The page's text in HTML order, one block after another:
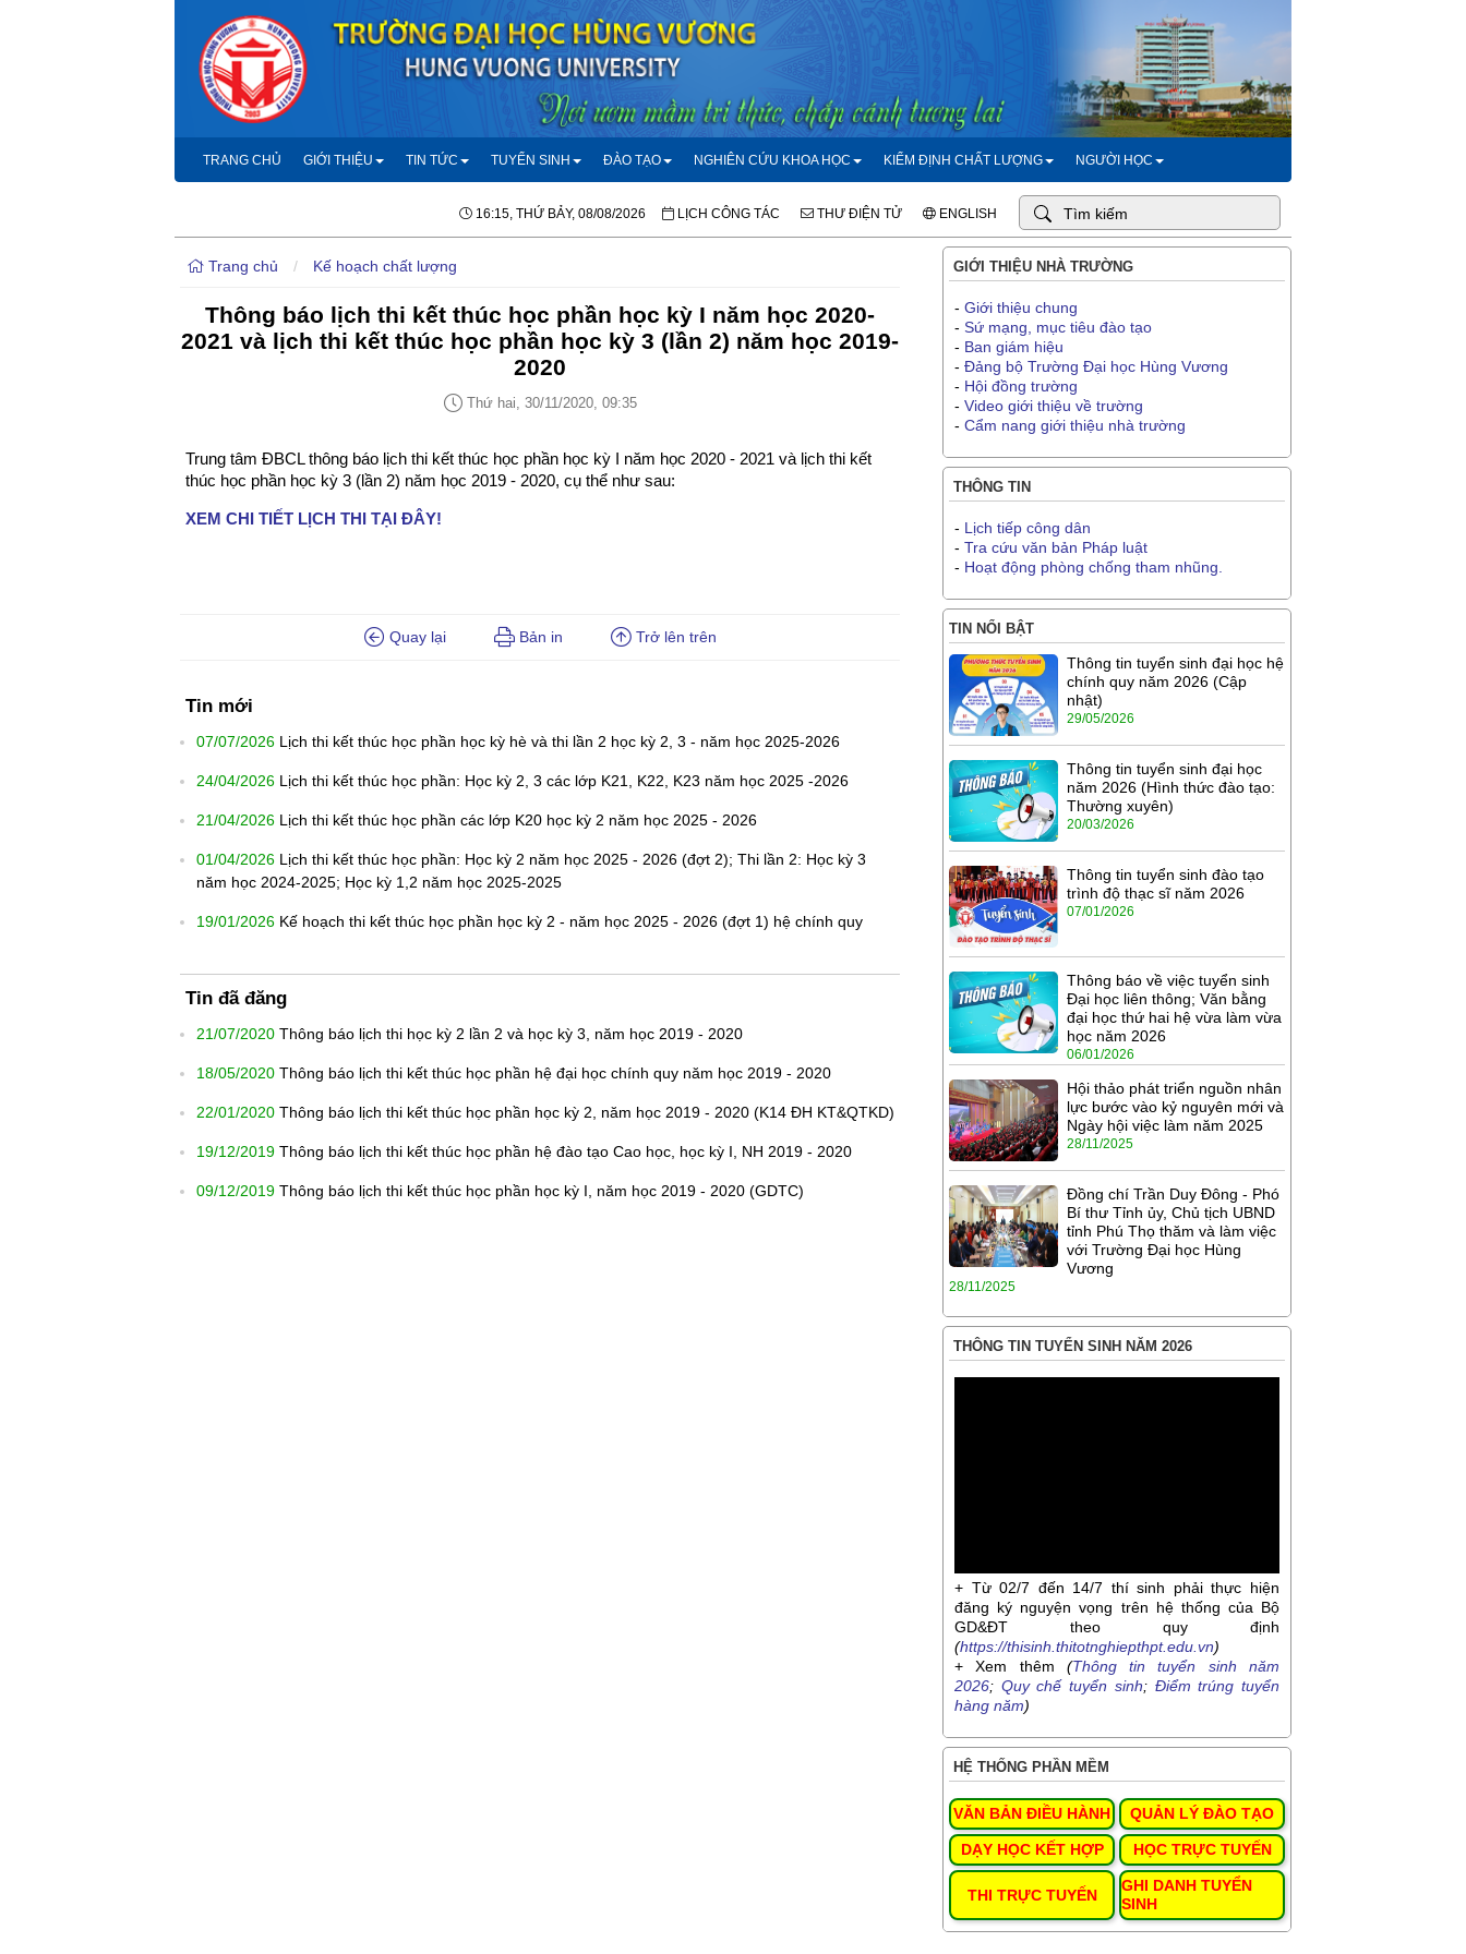
TRANG CHỦ GIỚI THIỆU TIN TỨC TUYỂN SINH ĐÀO TẠO NGHIÊN CỨU KHOA HỌC KIỂM ĐỊNH CHẤT LƯỢNG NGƯỜI HỌC
16:15, THỨ BẢY, 08/08/2026 LỊCH CÔNG TÁC THƯ ĐIỆN TỬ ENGLISH
Trang chủ / Kế hoạch chất lượng
Thông báo lịch thi kết thúc học phần học kỳ I năm học 2020-
2021 và lịch thi kết thúc học phần học kỳ 3 (lần 2) năm học 2019-
2020
Thứ hai, 30/11/2020, 09:35
Trung tâm ĐBCL thông báo lịch thi kết thúc học phần học kỳ I năm học 2020 - 2021 và lịch thi kết
thúc học phần học kỳ 3 (lần 2) năm học 2019 - 2020, cụ thể như sau:
XEM CHI TIẾT LỊCH THI TẠI ĐÂY!
Quay lại Bản in Trở lên trên
Tin mới
07/07/2026 Lịch thi kết thúc học phần học kỳ hè và thi lần 2 học kỳ 2, 3 - năm học 2025-2026
24/04/2026 Lịch thi kết thúc học phần: Học kỳ 2, 3 các lớp K21, K22, K23 năm học 2025 -2026
21/04/2026 Lịch thi kết thúc học phần các lớp K20 học kỳ 2 năm học 2025 - 2026
01/04/2026 Lịch thi kết thúc học phần: Học kỳ 2 năm học 2025 - 2026 (đợt 2); Thi lần 2: Học kỳ 3
năm học 2024-2025; Học kỳ 1,2 năm học 2025-2025
19/01/2026 Kế hoạch thi kết thúc học phần học kỳ 2 - năm học 2025 - 2026 (đợt 1) hệ chính quy
Tin đã đăng
21/07/2020 Thông báo lịch thi học kỳ 2 lần 2 và học kỳ 3, năm học 2019 - 2020
18/05/2020 Thông báo lịch thi kết thúc học phần hệ đại học chính quy năm học 2019 - 2020
22/01/2020 Thông báo lịch thi kết thúc học phần học kỳ 2, năm học 2019 - 2020 (K14 ĐH KT&QTKD)
19/12/2019 Thông báo lịch thi kết thúc học phần hệ đào tạo Cao học, học kỳ I, NH 2019 - 2020
09/12/2019 Thông báo lịch thi kết thúc học phần học kỳ I, năm học 2019 - 2020 (GDTC)
GIỚI THIỆU NHÀ TRƯỜNG
- Giới thiệu chung
- Sứ mạng, mục tiêu đào tạo
- Ban giám hiệu
- Đảng bộ Trường Đại học Hùng Vương
- Hội đồng trường
- Video giới thiệu về trường
- Cẩm nang giới thiệu nhà trường
THÔNG TIN
- Lịch tiếp công dân
- Tra cứu văn bản Pháp luật
- Hoạt động phòng chống tham nhũng.
TIN NỔI BẬT
Thông tin tuyển sinh đại học hệ
chính quy năm 2026 (Cập
nhật)
29/05/2026
Thông tin tuyển sinh đại học
năm 2026 (Hình thức đào tạo:
Thường xuyên)
20/03/2026
Thông tin tuyển sinh đào tạo
trình độ thạc sĩ năm 2026
07/01/2026
Thông báo về việc tuyển sinh
Đại học liên thông; Văn bằng
đại học thứ hai hệ vừa làm vừa
học năm 2026
06/01/2026
Hội thảo phát triển nguồn nhân
lực bước vào kỷ nguyên mới và
Ngày hội việc làm năm 2025
28/11/2025
Đồng chí Trần Duy Đông - Phó
Bí thư Tỉnh ủy, Chủ tịch UBND
tỉnh Phú Thọ thăm và làm việc
với Trường Đại học Hùng
Vương
28/11/2025
THÔNG TIN TUYỂN SINH NĂM 2026
+ Từ 02/7 đến 14/7 thí sinh phải thực hiện
đăng ký nguyện vọng trên hệ thống của Bộ
GD&ĐT theo quy định
(https://thisinh.thitotnghiepthpt.edu.vn)
+ Xem thêm (Thông tin tuyển sinh năm
2026; Quy chế tuyển sinh; Điểm trúng tuyển
hàng năm)
HỆ THỐNG PHẦN MỀM
VĂN BẢN ĐIỀU HÀNH QUẢN LÝ ĐÀO TẠO
DẠY HỌC KẾT HỢP HỌC TRỰC TUYẾN
THI TRỰC TUYẾN
GHI DANH TUYỂN
SINH